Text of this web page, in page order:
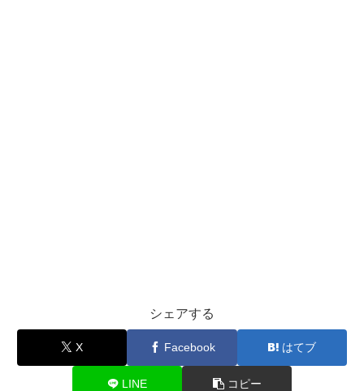
シェアする
X Facebook はてブ
LINE コピー